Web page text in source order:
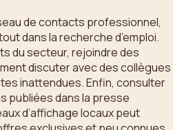
de contacts professionnel,
dans la recherche d’emploi.
du secteur, rejoindre des
discuter avec des collègues
inattendues. Enfin, consulter
publiées dans la presse
d’affichage locaux peut